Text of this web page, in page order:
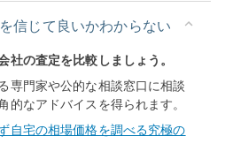
信じて良いかわからない
社の査定を比較しましょう。
専門家や公的な相談窓口に相談
的なアドバイスを得られます。
自宅の相場価格を調べる究極の